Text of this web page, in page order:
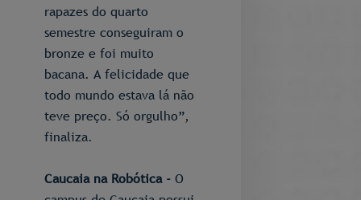
rapazes do quarto
semestre conseguiram o
bronze e foi muito
bacana. A felicidade que
todo mundo estava lá não
teve preço. Só orgulho”,
finaliza.
Caucaia na Robótica - O